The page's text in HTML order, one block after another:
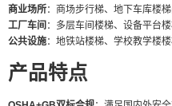
商业场所：商场步行梯、地下车库楼
工厂车间 ：多层车间楼梯、设备平台
公共设施：地铁站楼梯、学校教学楼
产品特点